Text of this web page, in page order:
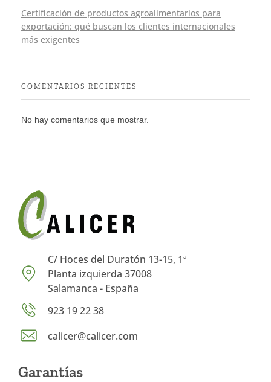
Certificación de productos agroalimentarios para
exportación: qué buscan los clientes internacionales
más exigentes
COMENTARIOS RECIENTES
No hay comentarios que mostrar.
C/ Hoces del Duratón 13-15, 1ª
Planta izquierda 37008
Salamanca - España
923 19 22 38
calicer@calicer.com
Garantías